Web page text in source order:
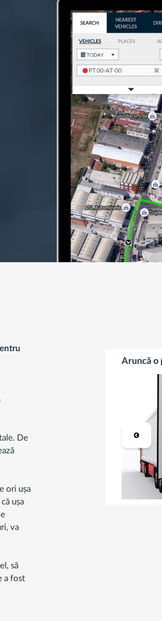
De
ori ușa
ușa
va
să
a fost
Aruncă o